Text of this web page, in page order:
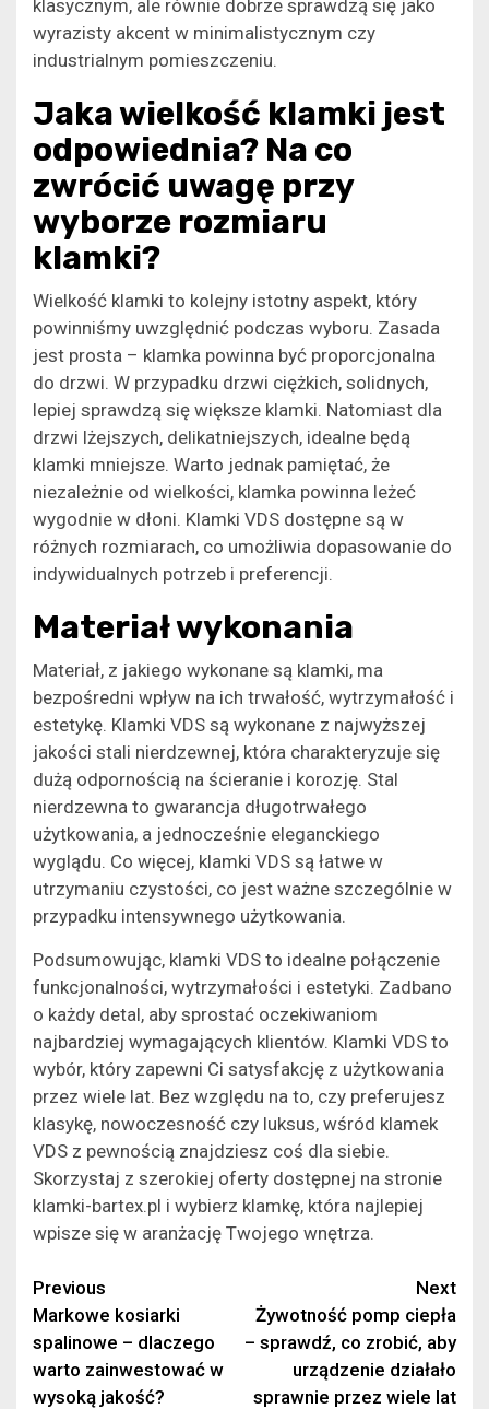
klasycznym, ale równie dobrze sprawdzą się jako
wyrazisty akcent w minimalistycznym czy
industrialnym pomieszczeniu.
Jaka wielkość klamki jest
odpowiednia? Na co
zwrócić uwagę przy
wyborze rozmiaru
klamki?
Wielkość klamki to kolejny istotny aspekt, który
powinniśmy uwzględnić podczas wyboru. Zasada
jest prosta – klamka powinna być proporcjonalna
do drzwi. W przypadku drzwi ciężkich, solidnych,
lepiej sprawdzą się większe klamki. Natomiast dla
drzwi lżejszych, delikatniejszych, idealne będą
klamki mniejsze. Warto jednak pamiętać, że
niezależnie od wielkości, klamka powinna leżeć
wygodnie w dłoni. Klamki VDS dostępne są w
różnych rozmiarach, co umożliwia dopasowanie do
indywidualnych potrzeb i preferencji.
Materiał wykonania
Materiał, z jakiego wykonane są klamki, ma
bezpośredni wpływ na ich trwałość, wytrzymałość i
estetykę. Klamki VDS są wykonane z najwyższej
jakości stali nierdzewnej, która charakteryzuje się
dużą odpornością na ścieranie i korozję. Stal
nierdzewna to gwarancja długotrwałego
użytkowania, a jednocześnie eleganckiego
wyglądu. Co więcej, klamki VDS są łatwe w
utrzymaniu czystości, co jest ważne szczególnie w
przypadku intensywnego użytkowania.
Podsumowując, klamki VDS to idealne połączenie
funkcjonalności, wytrzymałości i estetyki. Zadbano
o każdy detal, aby sprostać oczekiwaniom
najbardziej wymagających klientów. Klamki VDS to
wybór, który zapewni Ci satysfakcję z użytkowania
przez wiele lat. Bez względu na to, czy preferujesz
klasykę, nowoczesność czy luksus, wśród klamek
VDS z pewnością znajdziesz coś dla siebie.
Skorzystaj z szerokiej oferty dostępnej na stronie
klamki-bartex.pl i wybierz klamkę, która najlepiej
wpisze się w aranżację Twojego wnętrza.
Continue
Reading
Previous
Markowe kosiarki
spalinowe – dlaczego
warto zainwestować w
wysoką jakość?
Next
Żywotność pomp ciepła
– sprawdź, co zrobić, aby
urządzenie działało
sprawnie przez wiele lat